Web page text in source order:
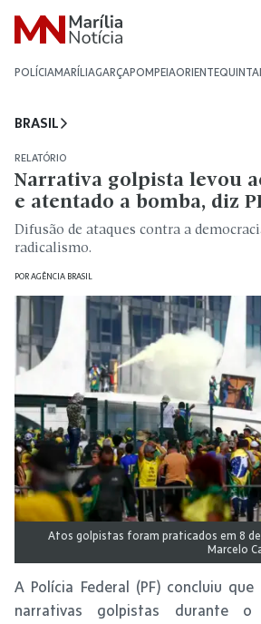
POLÍCIAMARÍLIAGARÇAPOMPEIAORIENTE
BRASIL
RELATÓRIO
Narrativa golpista levou
e atentado a bomba, diz
Difusão de ataques contra a
radicalismo.
PORAGÊNCIA BRASIL
Atos golpistas foram praticados em 8
Marcelo
A Polícia Federal (PF) concluiu
narrativas golpistas durante